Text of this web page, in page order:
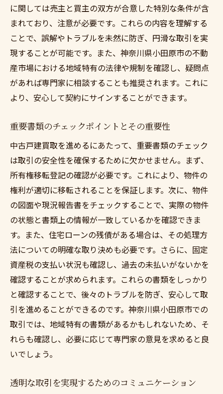
に関しては売主と買主の双方が合意した特別な条件が含
まれており、注意が必要です。これらの内容を理解する
ことで、誤解やトラブルを未然に防ぎ、円滑な取引を実
現することが可能です。また、神奈川県小田原市の不動
産市場における地域特有の法律や規制を確認し、疑問点
があれば専門家に相談することも推奨されます。これに
より、安心して契約にサインすることができます。
重要書類のチェックポイントとその重要性
中古戸建買取を進めるにあたって、重要書類のチェック
は取引の安全性を確保するために欠かせません。まず、
所有権移転登記の確認が必要です。これにより、物件の
権利が適切に移転されることを保証します。次に、物件
の図面や現況報告書をチェックすることで、実際の物件
の状態と書類上の情報が一致しているかを確認できま
す。また、住宅ローンの残債がある場合は、その処理方
法についての明確な取り決めも必要です。さらに、固定
資産税の支払い状況も確認し、過去の未払いがないかを
確認することが求められます。これらの書類をしっかり
と確認することで、後々のトラブルを防ぎ、安心して取
引を進めることができるのです。神奈川県小田原市での
取引では、地域特有の書類があるかもしれないため、そ
れらも確認し、必要に応じて専門家の意見を求めると良
いでしょう。
透明な取引を実現するためのコミュニケーション